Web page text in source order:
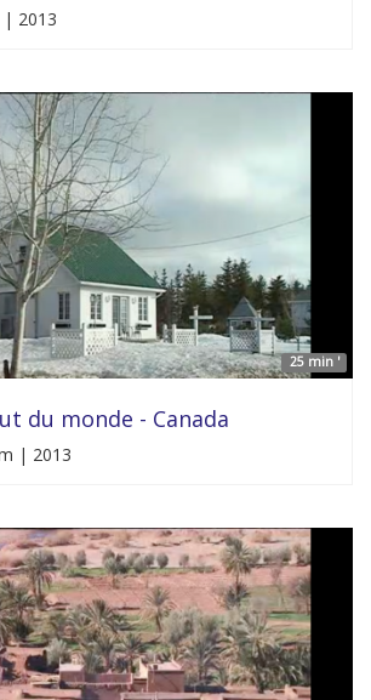
2013
25 min '
du monde - Canada
| 2013